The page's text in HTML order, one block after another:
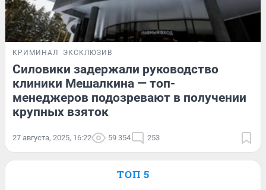
КРИМИНАЛ ЭКСКЛЮЗИВ
Силовики задержали руководство
клиники Мешалкина — топ-
менеджеров подозревают в получении
крупных взяток
27 августа, 2025, 16:22 59 354 253
ТОП 5